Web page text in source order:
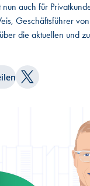
auch für
Geschäftsführer
die aktuellen und
Auf Twitter